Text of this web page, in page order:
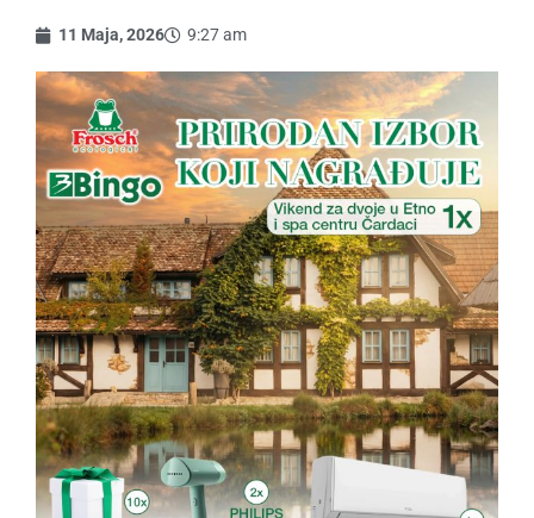
11 Maja, 2026 9:27 am